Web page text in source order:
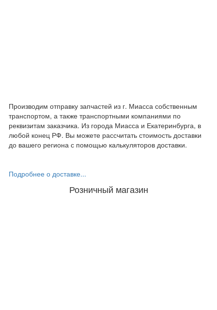
Производим отправку запчастей из г. Миасса собственным
транспортом, а также транспортными компаниями по
реквизитам заказчика. Из города Миасса и Екатеринбурга, в
любой конец РФ. Вы можете рассчитать стоимость доставки
до вашего региона с помощью калькуляторов доставки.
Подробнее о доставке...
Розничный магазин